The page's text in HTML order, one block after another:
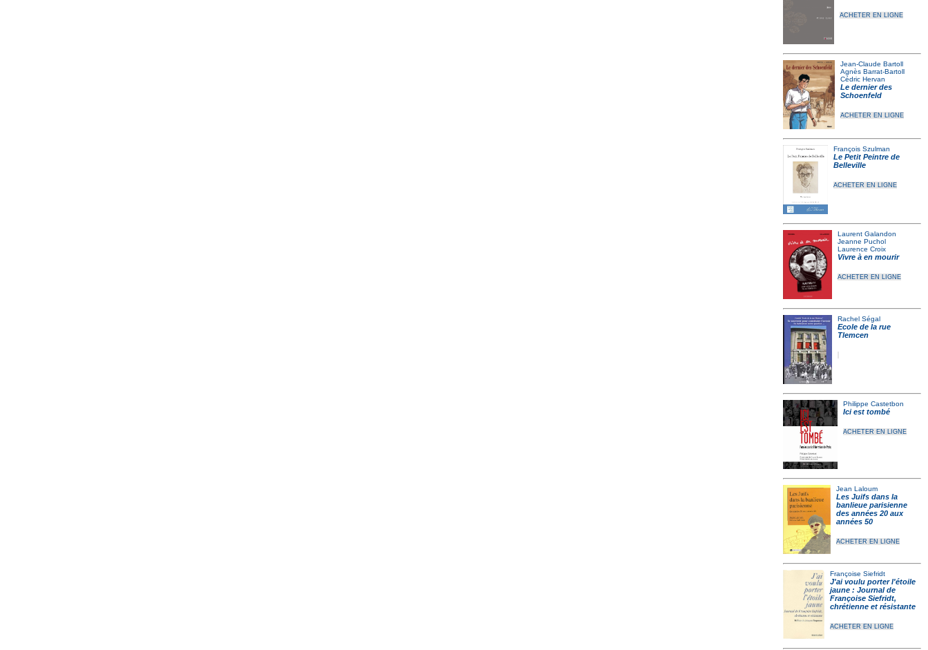
ACHETER EN LIGNE
Jean-Claude Bartoll
Agnès Barrat-Bartoll
Cédric Hervan
Le dernier des
Schoenfeld
ACHETER EN LIGNE
François Szulman
Le Petit Peintre de
Belleville
ACHETER EN LIGNE
Laurent Galandon
Jeanne Puchol
Laurence Croix
Vivre à en mourir
ACHETER EN LIGNE
Rachel Ségal
Ecole de la rue
Tlemcen
Philippe Castetbon
Ici est tombé
ACHETER EN LIGNE
Jean Laloum
Les Juifs dans la
banlieue parisienne
des années 20 aux
années 50
ACHETER EN LIGNE
Françoise Siefridt
J'ai voulu porter l'étoile
jaune : Journal de
Françoise Siefridt,
chrétienne et résistante
ACHETER EN LIGNE